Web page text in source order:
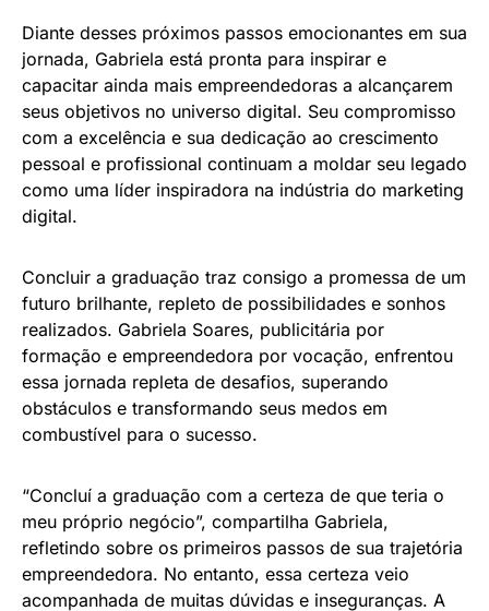
Diante desses próximos passos emocionantes em sua
jornada, Gabriela está pronta para inspirar e
capacitar ainda mais empreendedoras a alcançarem
seus objetivos no universo digital. Seu compromisso
com a excelência e sua dedicação ao crescimento
pessoal e profissional continuam a moldar seu legado
como uma líder inspiradora na indústria do marketing
digital.
Concluir a graduação traz consigo a promessa de um
futuro brilhante, repleto de possibilidades e sonhos
realizados. Gabriela Soares, publicitária por
formação e empreendedora por vocação, enfrentou
essa jornada repleta de desafios, superando
obstáculos e transformando seus medos em
combustível para o sucesso.
“Concluí a graduação com a certeza de que teria o
meu próprio negócio”, compartilha Gabriela,
refletindo sobre os primeiros passos de sua trajetória
empreendedora. No entanto, essa certeza veio
acompanhada de muitas dúvidas e inseguranças. A